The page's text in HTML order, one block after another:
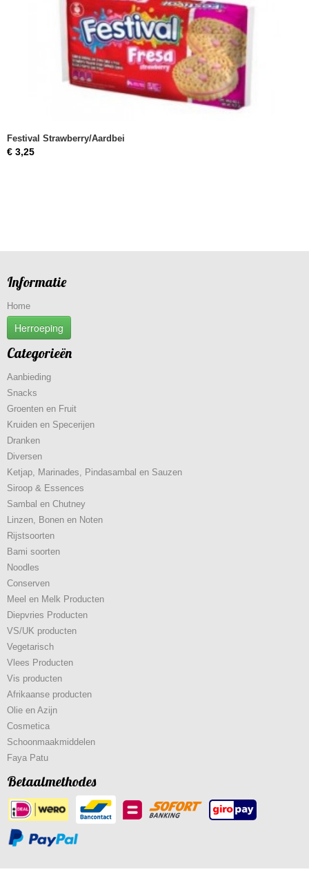
Festival Strawberry/Aardbei
€ 3,25
Informatie
Home
Herroeping
Categorieën
Aanbieding
Snacks
Groenten en Fruit
Kruiden en Specerijen
Dranken
Diversen
Ketjap, Marinades, Pindasambal en Sauzen
Siroop & Essences
Sambal en Chutney
Linzen, Bonen en Noten
Rijstsoorten
Bami soorten
Noodles
Conserven
Meel en Melk Producten
Diepvries Producten
VS/UK producten
Vegetarisch
Vlees Producten
Vis producten
Afrikaanse producten
Olie en Azijn
Cosmetica
Schoonmaakmiddelen
Faya Patu
Betaalmethodes